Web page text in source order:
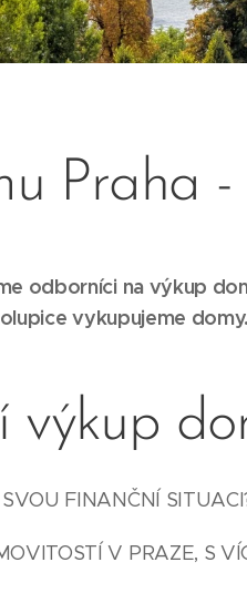
Praha -
odborníci na výkup
vykupujeme domy.
výkup
FINANČNÍ
V PRAZE, S